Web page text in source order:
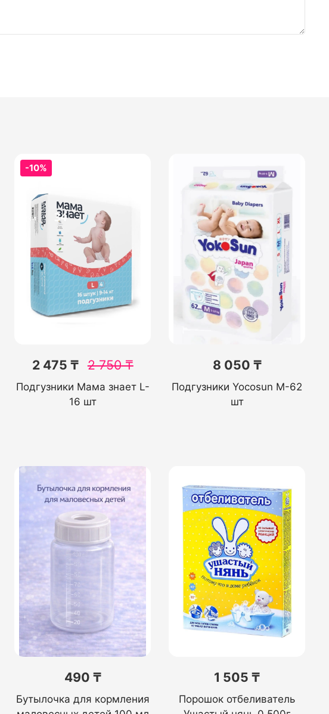
-10%
2 475 ₸ 2 750₸
Подгузники Мама знает L-
16 шт
8 050 ₸
Подгузники Yocosun М-62
шт
490 ₸
Бутылочка для кормления
1 505 ₸
Порошок отбеливатель